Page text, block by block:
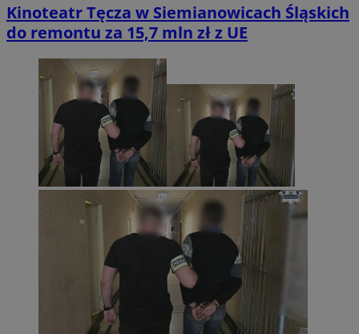
Kinoteatr Tęcza w Siemianowicach Śląskich
do remontu za 15,7 mln zł z UE